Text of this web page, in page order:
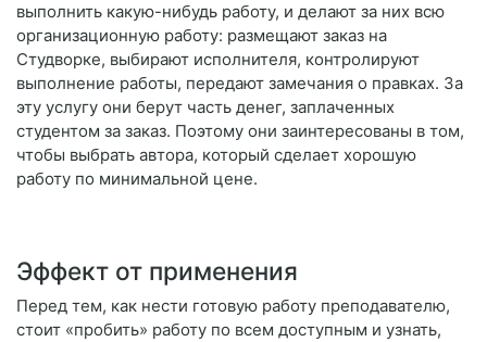
выполнить какую-нибудь работу, и делают за них всю
организационную работу: размещают заказ на
Студворке, выбирают исполнителя, контролируют
выполнение работы, передают замечания о правках. За
эту услугу они берут часть денег, заплаченных
студентом за заказ. Поэтому они заинтересованы в том,
чтобы выбрать автора, который сделает хорошую
работу по минимальной цене.
Эффект от применения
Перед тем, как нести готовую работу преподавателю,
стоит «пробить» работу по всем доступным и узнать,